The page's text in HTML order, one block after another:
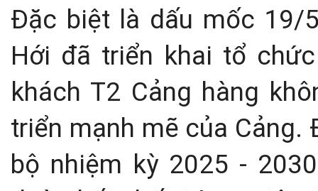
Đặc biệt là dấu mốc 19/
Hới đã triển khai tổ
khách T2 Cảng hàng
triển mạnh mẽ của
bộ nhiệm kỳ 2025 -